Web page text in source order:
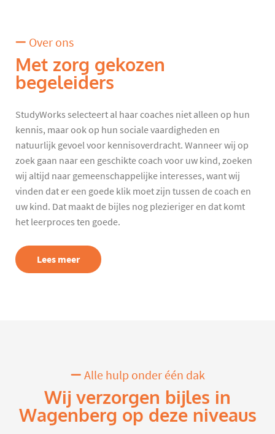
Over ons
Met zorg gekozen
begeleiders
StudyWorks selecteert al haar coaches niet alleen op hun
kennis, maar ook op hun sociale vaardigheden en
natuurlijk gevoel voor kennisoverdracht. Wanneer wij op
zoek gaan naar een geschikte coach voor uw kind, zoeken
wij altijd naar gemeenschappelijke interesses, want wij
vinden dat er een goede klik moet zijn tussen de coach en
uw kind. Dat maakt de bijles nog plezieriger en dat komt
het leerproces ten goede.
Lees meer
Alle hulp onder één dak
Wij verzorgen bijles in
Wagenberg op deze niveaus